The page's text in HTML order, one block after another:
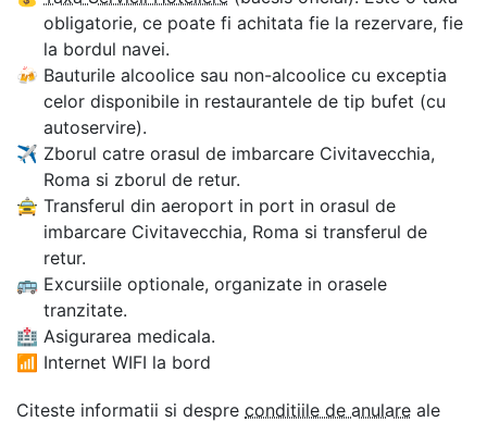
obligatorie, ce poate fi achitata fie la rezervare, fie
la bordul navei.
🍻 Bauturile alcoolice sau non-alcoolice cu exceptia
celor disponibile in restaurantele de tip bufet (cu
autoservire).
✈ Zborul catre orasul de imbarcare Civitavecchia,
Roma si zborul de retur.
🚖 Transferul din aeroport in port in orasul de
imbarcare Civitavecchia, Roma si transferul de
retur.
🚌 Excursiile optionale, organizate in orasele
tranzitate.
🏥 Asigurarea medicala.
📶 Internet WIFI la bord
Citeste informatii si despre conditiile de anulare ale